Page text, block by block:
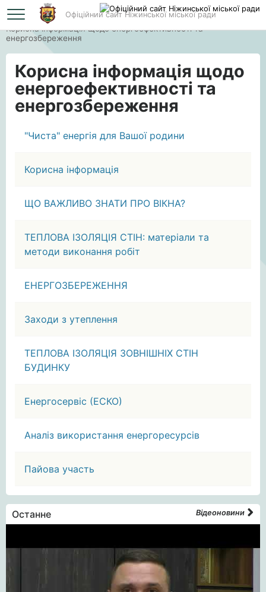
Офіційний сайт Ніжинської міської ради
Головна
Корисна інформація щодо енергоефективності та
енергозбереження
Корисна інформація щодо
енергоефективності та
енергозбереження
"Чиста" енергія для Вашої родини
Корисна інформація
ЩО ВАЖЛИВО ЗНАТИ ПРО ВІКНА?
ТЕПЛОВА ІЗОЛЯЦІЯ СТІН: матеріали та
методи виконання робіт
ЕНЕРГОЗБЕРЕЖЕННЯ
Заходи з утеплення
ТЕПЛОВА ІЗОЛЯЦІЯ ЗОВНІШНІХ СТІН
БУДИНКУ
Енергосервіс (ЕСКО)
Аналіз використання енергоресурсів
Пайова участь
Останне Відеоновини